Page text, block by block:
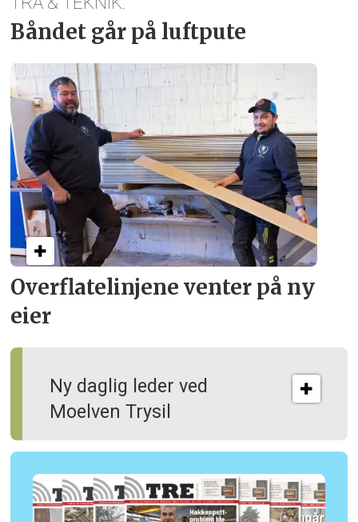
Overflate­linjene venter på ny
eier
Ny daglig leder ved
Moelven Trysil
Båndet går på luftpute